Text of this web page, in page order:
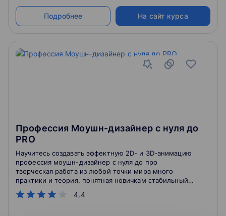
Подробнее На сайт курса
Профессия Моушн-дизайнер c нуля до
PRO
4.4
Научитесь создавать эффектную 2D- и 3D-анимацию
профессия моушн-дизайнер с нуля до про
творческая работа из любой точки мира много
практики и теория, понятная новичкам стабильный
доход в любой валюте